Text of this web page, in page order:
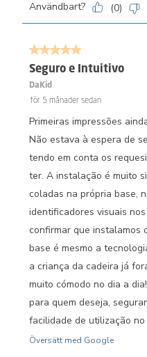
Användbart? (0)
5 av 5 stjärnor.
Seguro e Intuitivo
DaKid
för 5 månader sedan
Primeiras impressões
Não estava à espera de
tendo em conta os
ter. A instalação é muito
coladas na própria base,
identificadores visuais
confirmar que instalamos
base é mesmo a
a criança da cadeira já
muito cómodo no dia a
para quem deseja,
facilidade de utilização no
Översätt med Google